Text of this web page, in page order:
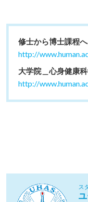
修士から博士課程
http://
大学院＿心身健康
http://
ス